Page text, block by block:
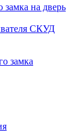
замка на дверь
СКУД
замка